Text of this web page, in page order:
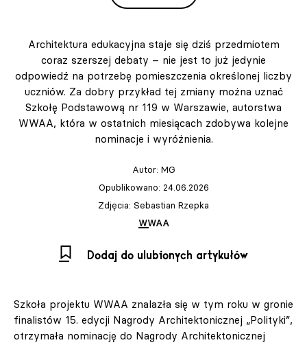
Architektura edukacyjna staje się dziś przedmiotem
coraz szerszej debaty – nie jest to już jedynie
odpowiedź na potrzebę pomieszczenia określonej liczby
uczniów. Za dobry przykład tej zmiany można uznać
Szkołę Podstawową nr 119 w Warszawie, autorstwa
WWAA, która w ostatnich miesiącach zdobywa kolejne
nominacje i wyróżnienia.
Autor: MG
Opublikowano: 24.06.2026
Zdjęcia: Sebastian Rzepka
WWAA
Dodaj do ulubionych artykułów
Szkoła projektu WWAA znalazła się w tym roku w gronie
finalistów 15. edycji Nagrody Architektonicznej „Polityki”,
otrzymała nominację do Nagrody Architektonicznej